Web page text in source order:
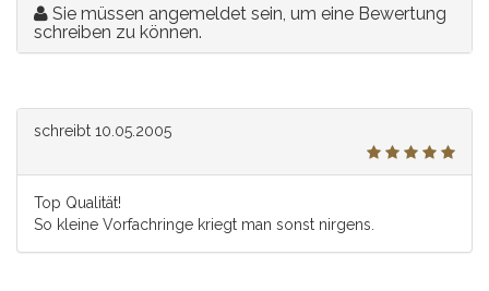
Sie müssen angemeldet sein, um eine Bewertung
schreiben zu können.
schreibt 10.05.2005
Top Qualität!
So kleine Vorfachringe kriegt man sonst nirgens.